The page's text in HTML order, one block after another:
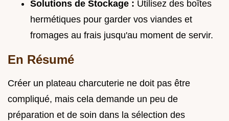
Solutions de Stockage : Utilisez des boîtes
hermétiques pour garder vos viandes et
fromages au frais jusqu'au moment de servir.
En Résumé
Créer un plateau charcuterie ne doit pas être
compliqué, mais cela demande un peu de
préparation et de soin dans la sélection des